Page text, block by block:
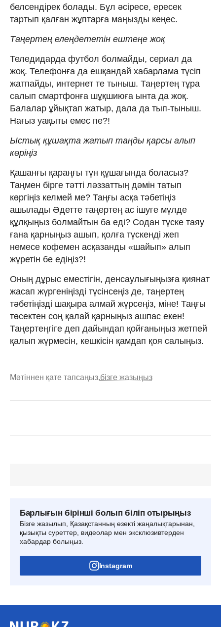
белсендірек болады. Бұл әсіресе, ересек
тартып қалған жұптарға маңызды кеңес.
Таңертең елеңдететін ештеңе жоқ
Теледидарда футбол болмайды, сериал да
жоқ. Телефонға да ешқандай хабарлама түсіп
жатпайды, интернет те тыныш. Таңертең тұра
салып смартфонға шұқшиюға ынта да жоқ.
Балалар ұйықтап жатыр, дала да тып-тыныш.
Нағыз уақыты емес пе?!
Ыстық құшақта жатып таңды қарсы алып
көріңіз
Қашанғы қараңғы түн құшағында боласыз?
Таңмен бірге тәтті ләззаттың дәмін татып
көргіңіз келмей ме? Таңғы асқа тәбетіңіз
ашылады Әдетте таңертең ас ішуге мүлде
құлқыңыз болмайтын ба еді? Содан түске таяу
ғана қарныңыз ашып, қолға түскенді жеп
немесе кофемен асқазанды «шайып» алып
жүретін бе едіңіз?!
Оның дұрыс еместігін, денсаулығыңызға қиянат
жасап жүргеніңізді түсінсеңіз де, таңертең
тәбетіңізді шақыра алмай жүрсеңіз, міне! Таңғы
төсектен соң қалай қарныңыз ашпас екен!
Таңертеңгіге деп дайындап қойғаныңыз жетпей
қалып жүрмесін, кешкісін қамдап қоя салыңыз.
Мәтіннен қате тапсаңыз,бізге жазыңыз
Барлығын бірінші болып біліп отырыңыз
Бізге жазылып, Қазақстанның өзекті жаңалықтарынан,
қызықты суреттер, видеолар мен эксклюзивтерден
хабардар болыңыз.
Instagram